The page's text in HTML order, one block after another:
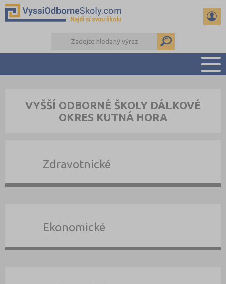
PŘÍPRAVA NA PŘIJÍMAČKY
KALENDÁŘ AKCÍ
VYŠŠÍ ODBORNÉ ŠKOLY DÁLKOVÉ
OKRES KUTNÁ HORA
Zdravotnické
Ekonomické